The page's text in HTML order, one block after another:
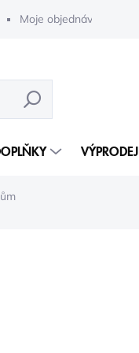
Moje objednávka
HLEDAT
VÝPRODEJ